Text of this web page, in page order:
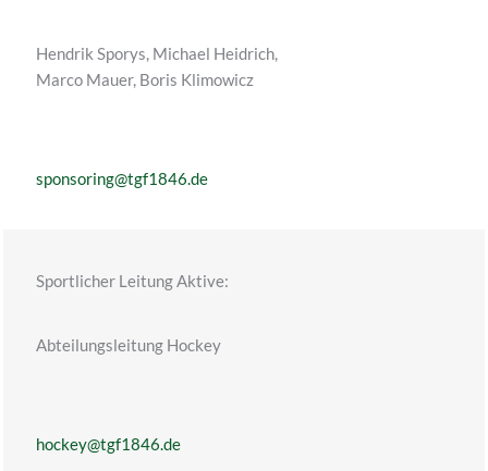
Hendrik Sporys, Michael Heidrich,
Marco Mauer, Boris Klimowicz
sponsoring@tgf1846.de
Sportlicher Leitung Aktive:
Abteilungsleitung Hockey
hockey@tgf1846.de